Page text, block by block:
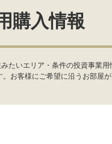
購入情報
いエリア・条件の投資事業
お客様にご希望に沿うお部屋